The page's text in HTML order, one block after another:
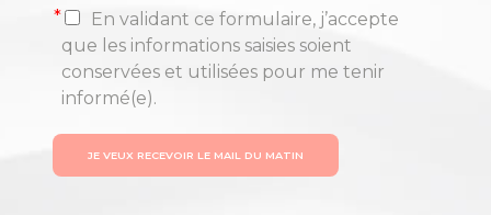
*
En validant ce formulaire, j’accepte
que les informations saisies soient
conservées et utilisées pour me tenir
informé(e).
JE VEUX RECEVOIR LE MAIL DU MATIN